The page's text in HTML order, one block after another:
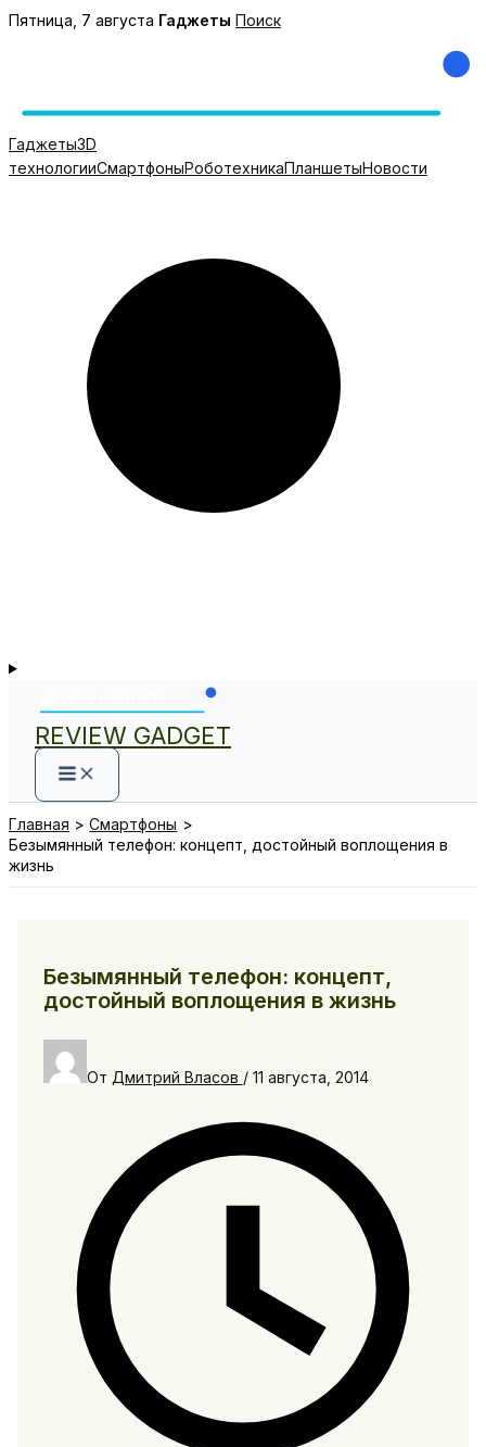
Перейти
Пятница, 7 августа Гаджеты Поиск
Гаджеты3D
технологииСмартфоныРоботехникаПланшетыНовости
REVIEW GADGET
Главная
Смартфоны
Безымянный телефон: концепт, достойный воплощения в
жизнь
Безымянный телефон: концепт,
достойный воплощения в жизнь
От Дмитрий Власов / 11 августа, 2014